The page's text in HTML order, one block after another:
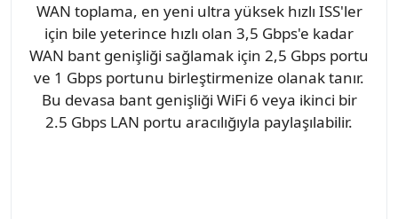
WAN toplama, en yeni ultra yüksek hızlı ISS'ler
için bile yeterince hızlı olan 3,5 Gbps'e kadar
WAN bant genişliği sağlamak için 2,5 Gbps portu
ve 1 Gbps portunu birleştirmenize olanak tanır.
Bu devasa bant genişliği WiFi 6 veya ikinci bir
2.5 Gbps LAN portu aracılığıyla paylaşılabilir.